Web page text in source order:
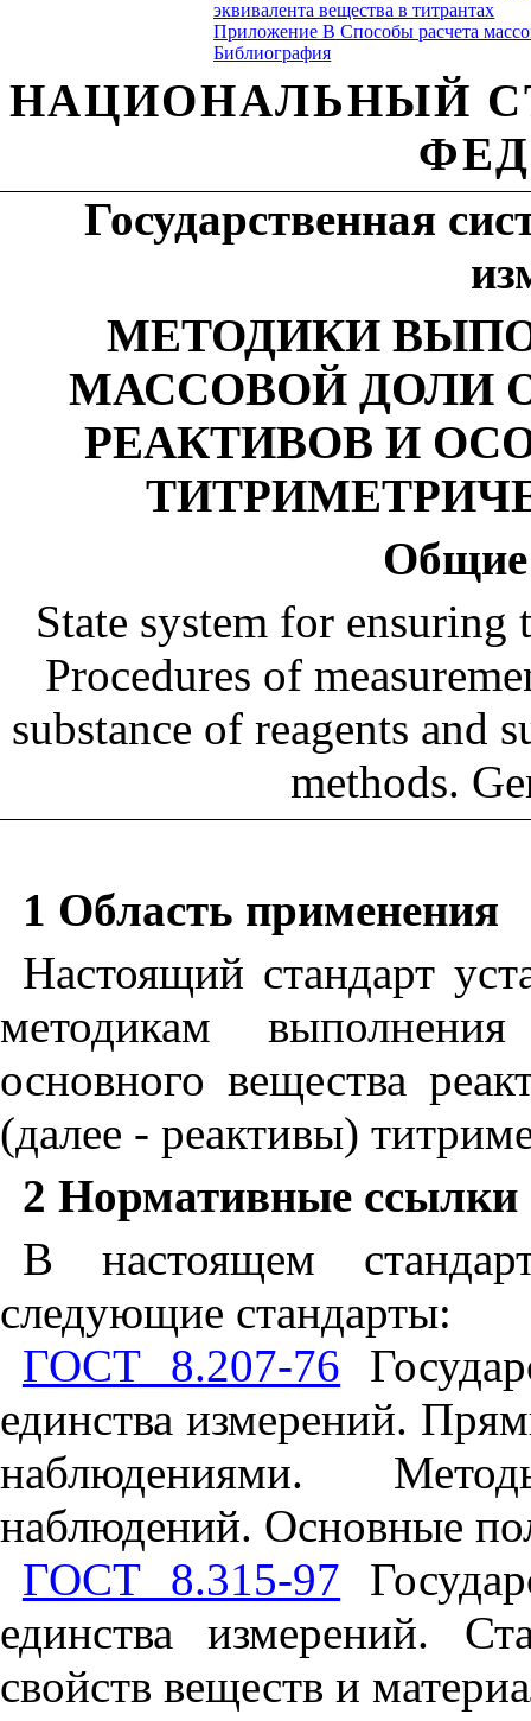
эквивалента вещества в титрантах
Приложение В Способы расчета
Библиография
НАЦИОНАЛЬНЫЙ
Государственная
МЕТОДИКИ
МАССОВОЙ ДОЛИ
РЕАКТИВОВ И
Общие
State system for
Procedures of
substance of reagents and
methods.
1 Область применения
Настоящий стандарт
методикам
основного вещества
(далее - реактивы)
2 Нормативные ссылки
В настоящем
следующие стандарты:
ГОСТ 8.207-76
единства измерений.
наблюдениями.
наблюдений. Основные
ГОСТ 8.315-97
единства измерений.
свойств веществ и